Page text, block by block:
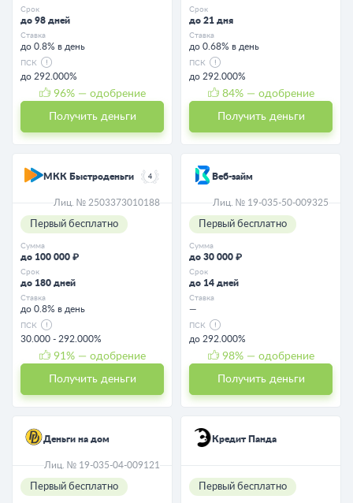
Срок
до 98 дней
Ставка
до 0.8% в день
ПСК
до 292.000%
96% — одобрение
Получить деньги
Срок
до 21 дня
Ставка
до 0.68% в день
ПСК
до 292.000%
84% — одобрение
Получить деньги
МКК Быстроденьги 4
Лиц. № 2503373010188
Первый бесплатно
Сумма
до 100 000 ₽
Срок
до 180 дней
Ставка
до 0.8% в день
ПСК
30.000 - 292.000%
91 % — одобрение
Получить деньги
Веб-займ
Лиц. № 19-035-50-009325
Первый бесплатно
Сумма
до 30 000 ₽
Срок
до 14 дней
Ставка
—
ПСК
до 292.000%
98% — одобрение
Получить деньги
Деньги на дом
Лиц. № 19-035-04-009121
Первый бесплатно
Кредит Панда
Первый бесплатно